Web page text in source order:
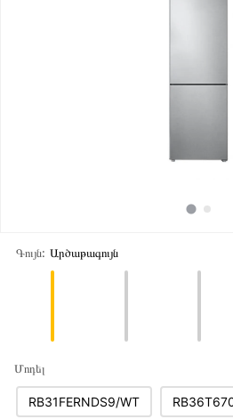
Գույն: Արծաթագույն
Մոդել
RB31FERNDS9/WT